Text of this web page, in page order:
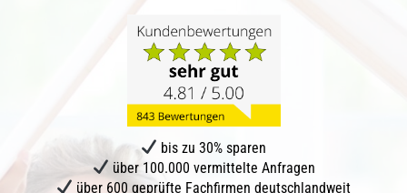
bis zu 30% sparen
über 100.000 vermittelte Anfragen
über 600 geprüfte Fachfirmen deutschlandweit